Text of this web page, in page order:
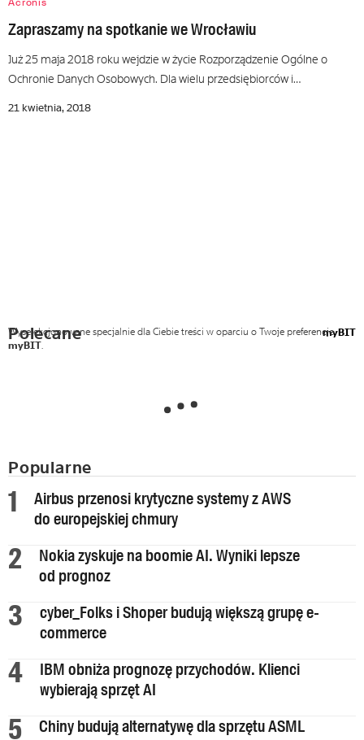
Zapraszamy na spotkanie we Wrocławiu
Już 25 maja 2018 roku wejdzie w życie Rozporządzenie Ogólne o
Ochronie Danych Osobowych. Dla wielu przedsiębiorców i…
21 kwietnia, 2018
Polecane myBIT
Wyselekcjonowane specjalnie dla Ciebie treści w oparciu o Twoje preferencje
myBIT.
Popularne
Airbus przenosi krytyczne systemy z AWS
do europejskiej chmury
Nokia zyskuje na boomie AI. Wyniki lepsze
od prognoz
cyber_Folks i Shoper budują większą grupę e-
commerce
IBM obniża prognozę przychodów. Klienci
wybierają sprzęt AI
Chiny budują alternatywę dla sprzętu ASML